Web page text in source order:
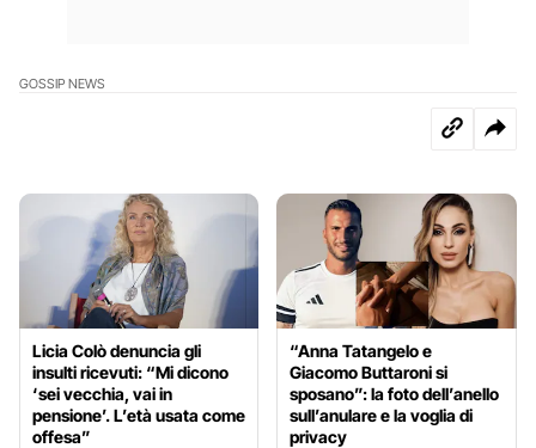
GOSSIP NEWS
Licia Colò denuncia gli
insulti ricevuti: “Mi dicono
‘sei vecchia, vai in
pensione’. L’età usata come
offesa”
“Anna Tatangelo e
Giacomo Buttaroni si
sposano”: la foto dell’anello
sull’anulare e la voglia di
privacy